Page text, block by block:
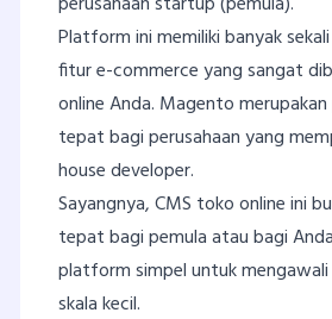
Platform ini memiliki banyak
fitur e-commerce yang sangat
online Anda. Magento
tepat bagi perusahaan yang
house developer.
Sayangnya, CMS toko online ini
tepat bagi pemula atau bagi
platform simpel untuk
skala kecil.